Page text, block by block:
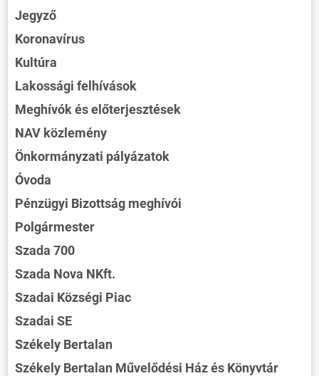
Jegyző
Koronavírus
Kultúra
Lakossági felhívások
Meghívók és előterjesztések
NAV közlemény
Önkormányzati pályázatok
Óvoda
Pénzügyi Bizottság meghívói
Polgármester
Szada 700
Szada Nova NKft.
Szadai Községi Piac
Szadai SE
Székely Bertalan
Székely Bertalan Művelődési Ház és Könyvtár